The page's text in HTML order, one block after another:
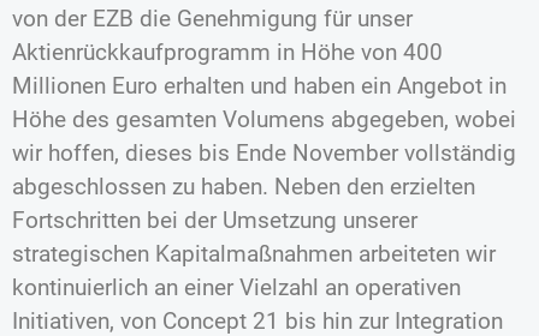
von der EZB die Genehmigung für unser
Aktienrückkaufprogramm in Höhe von 400
Millionen Euro erhalten und haben ein Angebot in
Höhe des gesamten Volumens abgegeben, wobei
wir hoffen, dieses bis Ende November vollständig
abgeschlossen zu haben. Neben den erzielten
Fortschritten bei der Umsetzung unserer
strategischen Kapitalmaßnahmen arbeiteten wir
kontinuierlich an einer Vielzahl an operativen
Initiativen, von Concept 21 bis hin zur Integration